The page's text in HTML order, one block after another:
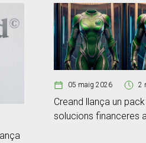
05 maig 2026 2
Creand llança un
solucions financeres